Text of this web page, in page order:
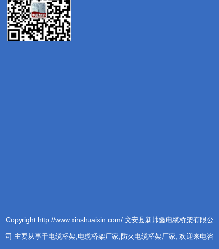
Copyright http://www.xinshuaixin.com/ 文安县新帅鑫电缆桥架有限公
司 主要从事于电缆桥架,电缆桥架厂家,防火电缆桥架厂家, 欢迎来电咨